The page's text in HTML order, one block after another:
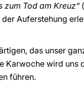
zum Tod am Kreuz“(
Auferstehung
das unser
Karwoche wird uns
führen.